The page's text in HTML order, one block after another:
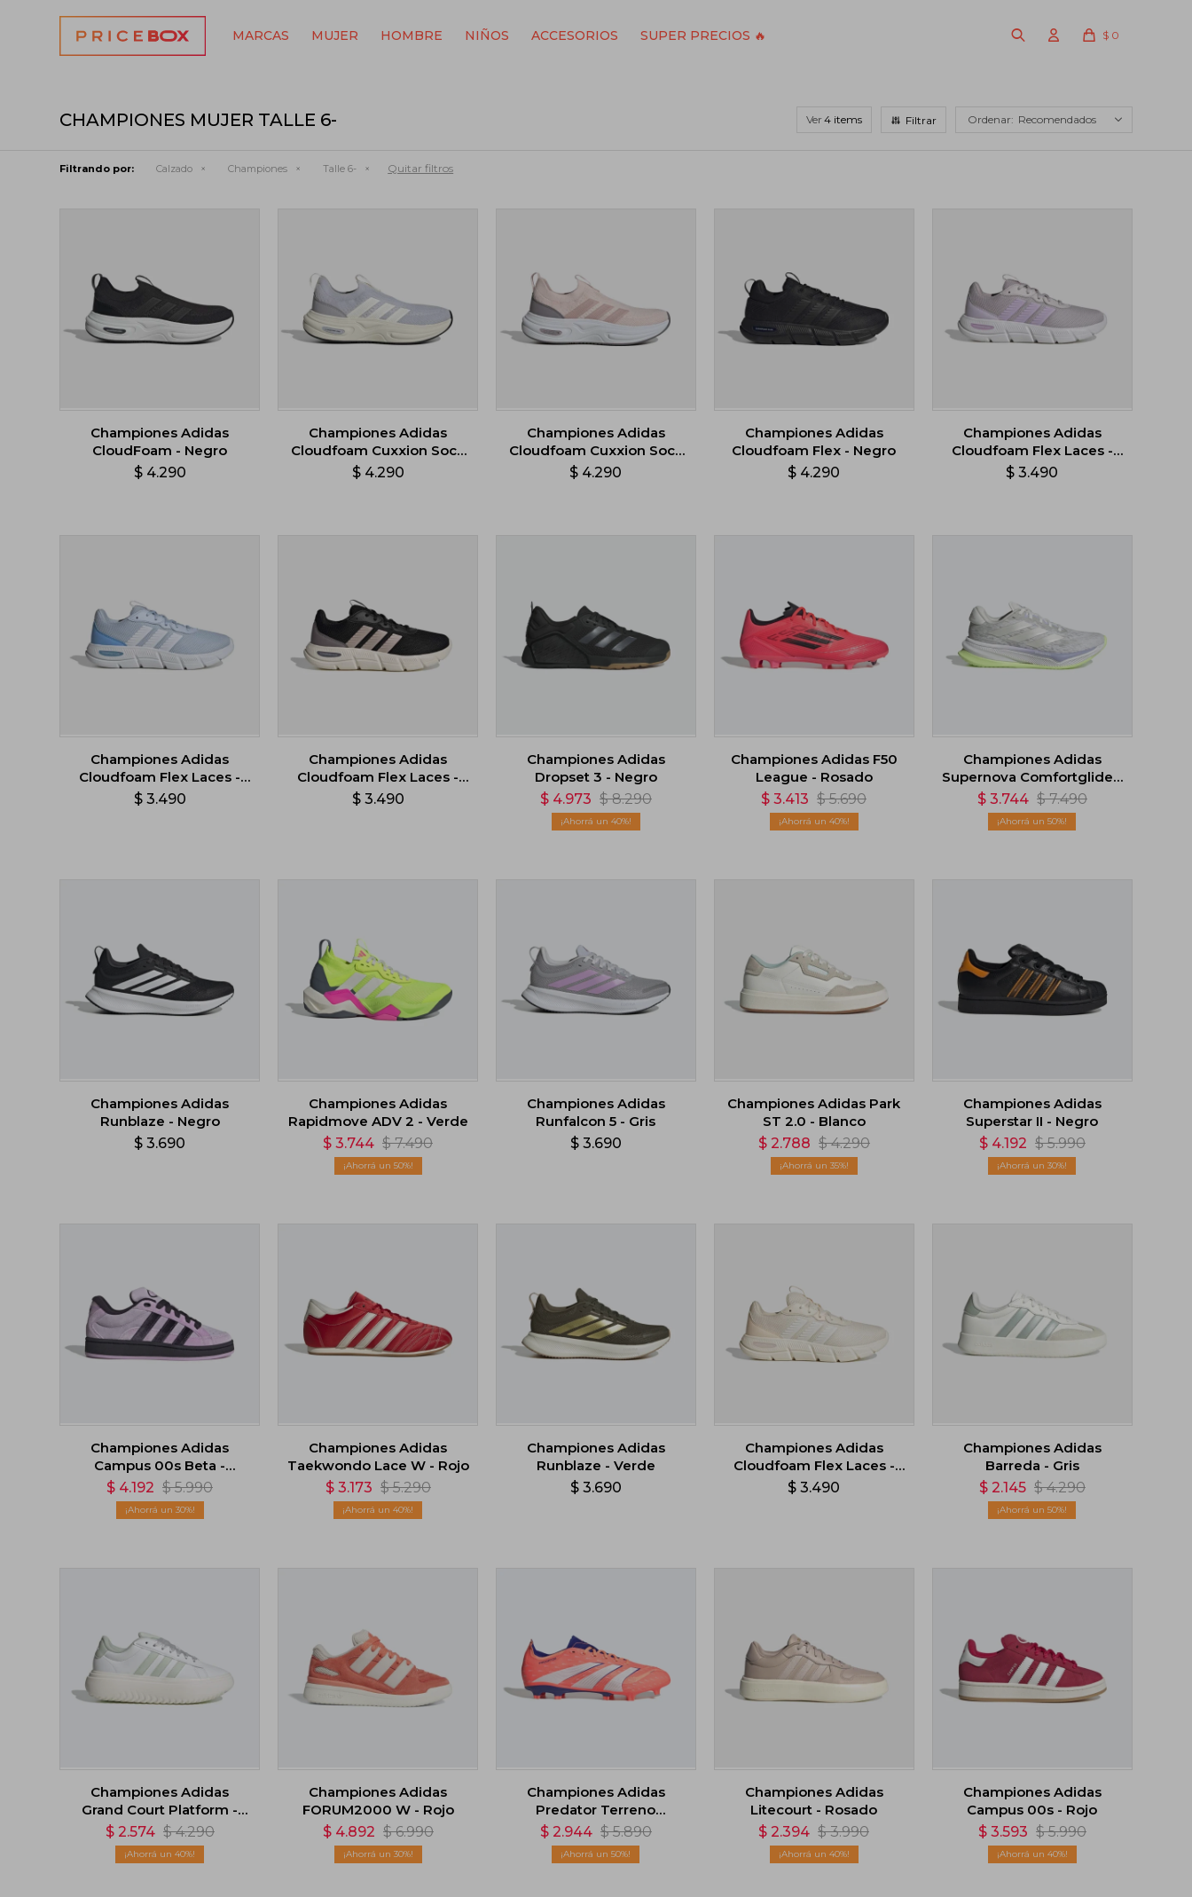
MARCAS MUJER HOMBRE NIÑOS ACCESORIOS SUPER PRECIOS 🔥 $ 0
CHAMPIONES MUJER TALLE 6- Ver Recomendados
Filtrando por: Calzado Championes Talle 6- Quitar filtros
Championes Adidas
CloudFoam - Negro
$ 4.290
Championes Adidas
Cloudfoam Cuxxion Sock
- Gris
$ 4.290
Championes Adidas
Cloudfoam Cuxxion Sock
- Rosado
$ 4.290
Championes Adidas
Cloudfoam Flex - Negro
$ 4.290
Championes Adidas
Cloudfoam Flex Laces -
Rosa
$ 3.490
Championes Adidas
Cloudfoam Flex Laces -
Celeste
$ 3.490
Championes Adidas
Cloudfoam Flex Laces -
Negro
$ 3.490
Championes Adidas
Dropset 3 - Negro
$ 4.973 $ 8.290
40
Championes Adidas F50
League - Rosado
$ 3.413 $ 5.690
40
Championes Adidas
Supernova Comfortglide -
Gris
$ 3.744 $ 7.490
50
Championes Adidas
Runblaze - Negro
$ 3.690
Championes Adidas
Rapidmove ADV 2 - Verde
$ 3.744 $ 7.490
50
Championes Adidas
Runfalcon 5 - Gris
$ 3.690
Championes Adidas Park
ST 2.0 - Blanco
$ 2.788 $ 4.290
35
Championes Adidas
Superstar II - Negro
$ 4.192 $ 5.990
30
Championes Adidas
Campus 00s Beta -
Violeta
$ 4.192 $ 5.990
30
Championes Adidas
Taekwondo Lace W - Rojo
$ 3.173 $ 5.290
40
Championes Adidas
Runblaze - Verde
$ 3.690
Championes Adidas
Cloudfoam Flex Laces -
Beige
$ 3.490
Championes Adidas
Barreda - Gris
$ 2.145 $ 4.290
50
Championes Adidas
Grand Court Platform -
Blanco
$ 2.574 $ 4.290
40
Championes Adidas
FORUM2000 W - Rojo
$ 4.892 $ 6.990
30
Championes Adidas
Predator Terreno
Firme/Multiterreno -
Naranja
$ 2.944 $ 5.890
50
Championes Adidas
Litecourt - Rosado
$ 2.394 $ 3.990
40
Championes Adidas
Campus 00s - Rojo
$ 3.593 $ 5.990
40